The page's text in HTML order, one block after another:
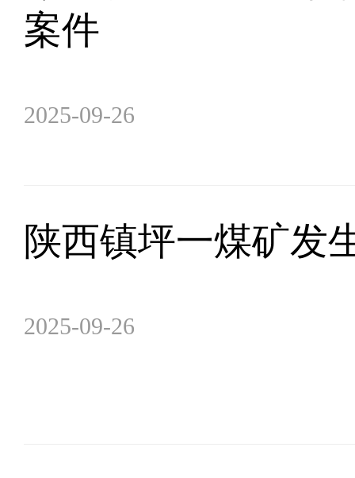
案件
2025-09-26
陕西镇坪一煤矿发
2025-09-26